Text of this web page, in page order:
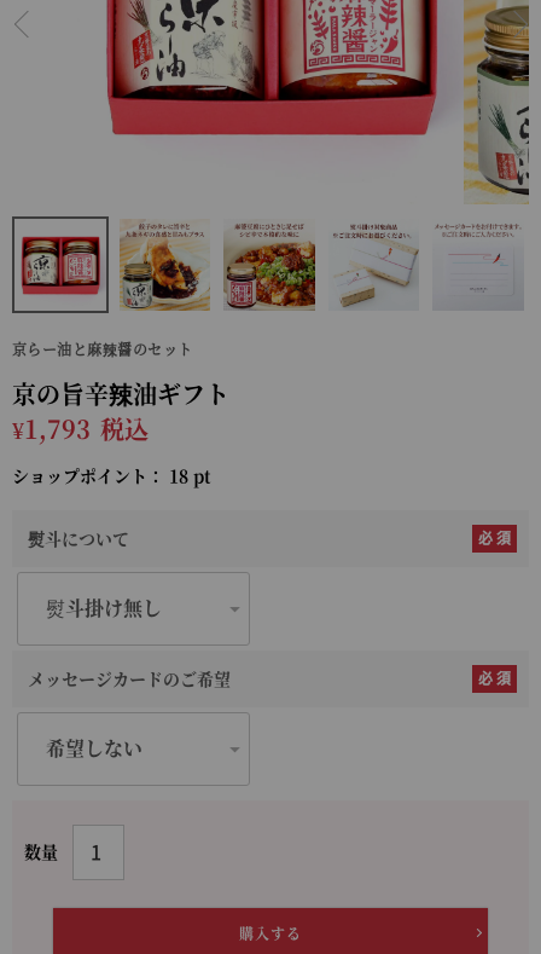
京らー油と麻辣醤のセット
京の旨辛辣油ギフト
¥1,793 税込
ショップポイント： 18 pt
熨斗について
メッセージカードのご希望